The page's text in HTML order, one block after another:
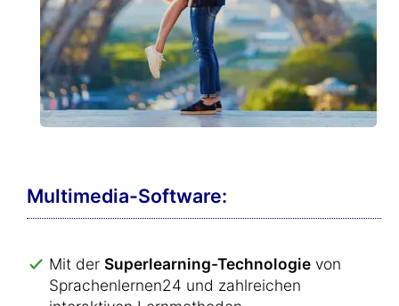
Multimedia-Software:
Mit der Superlearning-Technologie von
Sprachenlernen24 und zahlreichen